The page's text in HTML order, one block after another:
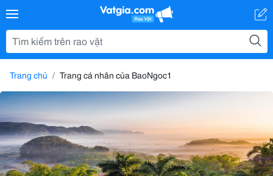
Trang chủ Trang cá nhân của BaoNgoc1